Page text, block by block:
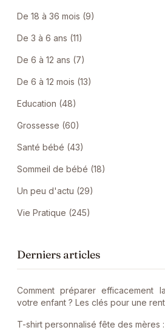
De 18 à 36 mois (9)
De 3 à 6 ans (11)
De 6 à 12 ans (7)
De 6 à 12 mois (13)
Education (48)
Grossesse (60)
Santé bébé (43)
Sommeil de bébé (18)
Un peu d'actu (29)
Vie Pratique (245)
Derniers articles
Comment préparer efficacement
votre enfant ? Les clés pour une
T-shirt personnalisé fête des mères